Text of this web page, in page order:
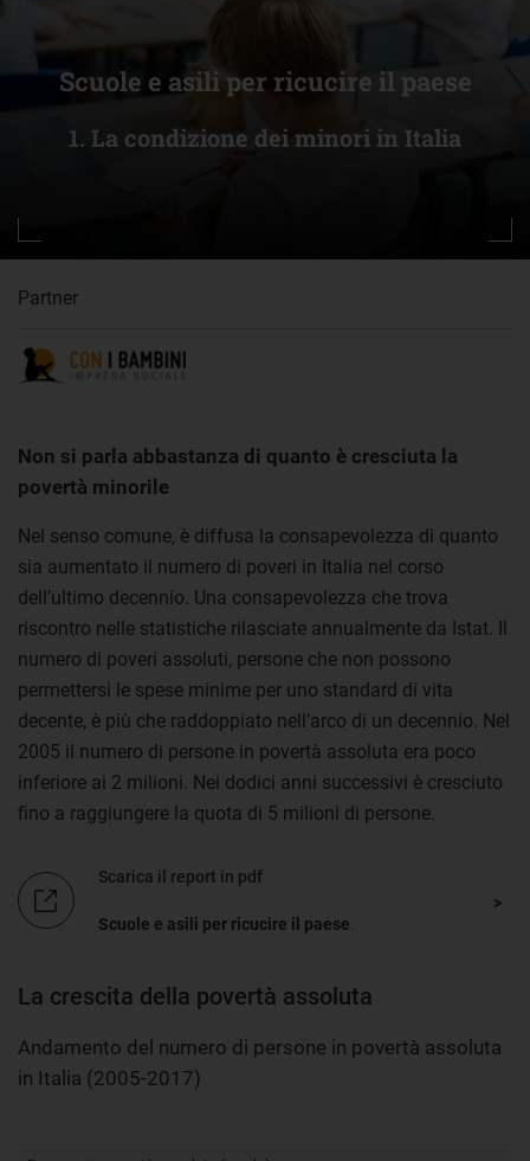
Scuole e asili per ricucire il paese
1. La condizione dei minori in Italia
Partner
Non si parla abbastanza di quanto è cresciuta la
povertà minorile
Nel senso comune, è diffusa la consapevolezza di quanto
sia aumentato il numero di poveri in Italia nel corso
dell’ultimo decennio. Una consapevolezza che trova
riscontro nelle statistiche rilasciate annualmente da Istat. Il
numero di poveri assoluti, persone che non possono
permettersi le spese minime per uno standard di vita
decente, è più che raddoppiato nell’arco di un decennio. Nel
2005 il numero di persone in povertà assoluta era poco
inferiore ai 2 milioni. Nei dodici anni successivi è cresciuto
fino a raggiungere la quota di 5 milioni di persone.
Scarica il report in pdf
Scuole e asili per ricucire il paese
La crescita della povertà assoluta
Andamento del numero di persone in povertà assoluta
in Italia (2005-2017)